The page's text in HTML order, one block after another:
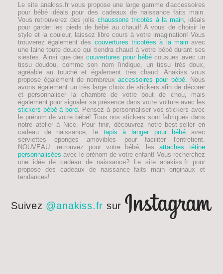
Le site anakiss.fr vous propose une large gamme d'accessoires
pour bébé idéals pour des cadeaux de naissance faits main
Vous retrouverez des jolis chaussons tricotés à la main, idéals
pour garder les pieds de bébé au chaud! A vous de choisir le
style et la couleur, laissez libre cours à votre imagination! Vous
trouverez également des couvertures tricotées à la mainavec
une laine toute douce qui tiendra chaud à votre bébé durant ses
siestes. Ainsi que descouvertures pour bébé cousues avec un
tissu doudou, comme son nom l'indique, un tissu très doux,
agréable au touché et également très chaud. Anakiss vous
propose également de nombreuxaccessoires pour bébé . Nous
avons également un très large choix de stickers afin de décorer
et personnaliser la chambre de votre bout de chou, mais
également pour signaler sa présence dans votre voiture avec les
stickers bébé à bord . Pensez à personnaliser vos stickers avec
le prénom de votre bébé! Tous nos stickers sont fabriqués dans
notre atelier à Nice. Pour finir, découvrez notre best-seller en
cadeau de naissance, le tapis à langer pour bébé avec
serviettes éponges amovibles pour faciliter l'entretient.
NOUVEAU: retrouvez pour votre bébé, lesattaches tétine
personnalisées avec le prénom de votre enfant! Vous recherchez
une idée de cadeau de naissance? Le site anakiss.fr pour
propose des cadeaux de naissance faits main originaux et
tendances!
Suivez @anakiss.fr sur